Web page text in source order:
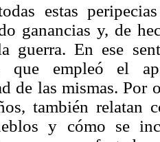
estas
ganancias y, de
guerra. En ese
que empleó el
de las mismas. Por
también relatan
y cómo se